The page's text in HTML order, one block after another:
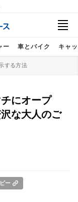
ー 車とバイク キャ
する方法
にオープ
な大人のご
ー